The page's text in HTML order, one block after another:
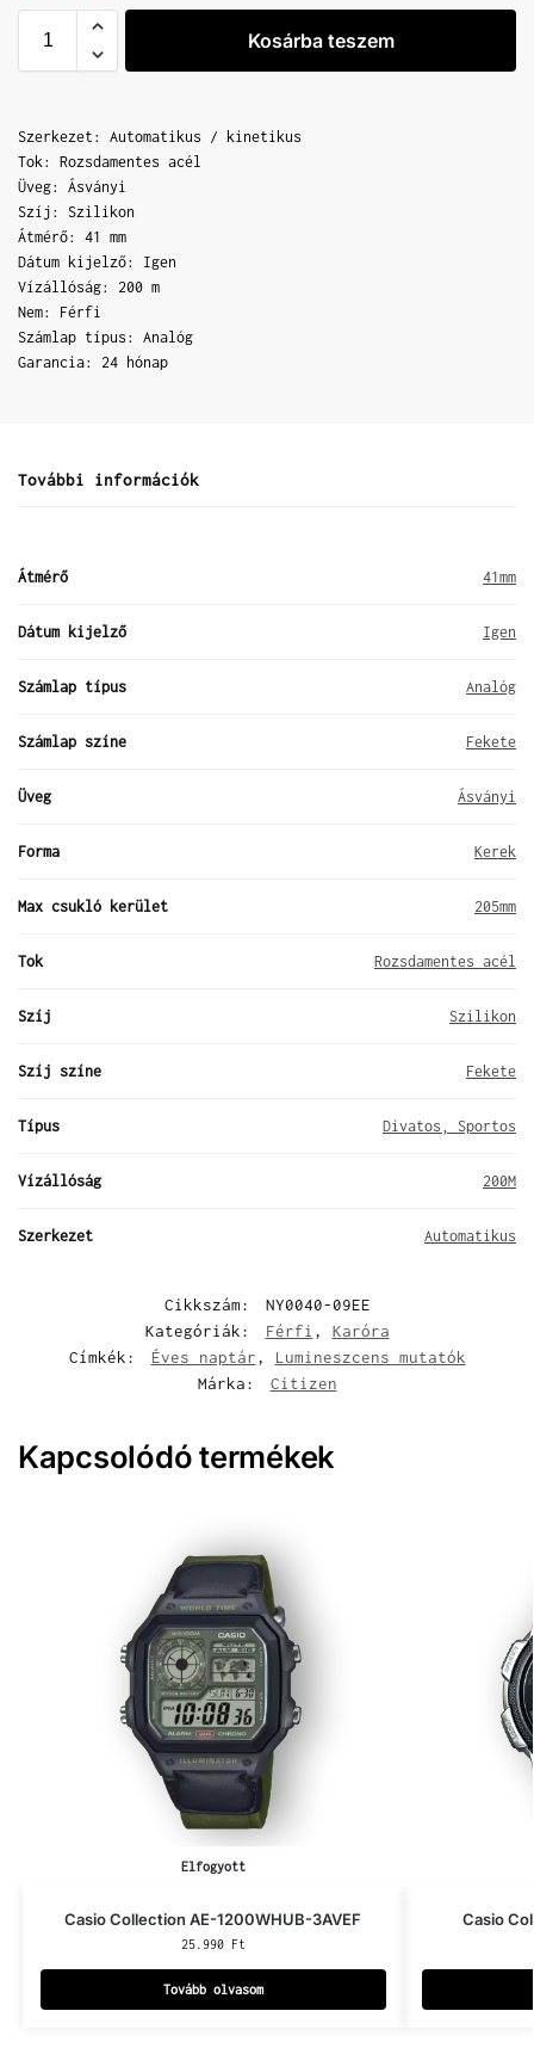
Kosárba teszem
Szerkezet: Automatikus / kinetikus
Tok: Rozsdamentes acél
Üveg: Ásványi
Szíj: Szilikon
Átmérő: 41 mm
Dátum kijelző: Igen
Vízállóság: 200 m
Nem: Férfi
Számlap típus: Analóg
Garancia: 24 hónap
További információk
Átmérő 41mm
Dátum kijelző Igen
Számlap típus Analóg
Számlap színe Fekete
Üveg Ásványi
Forma Kerek
Max csukló kerület 205mm
Tok Rozsdamentes acél
Szíj Szilikon
Szíj színe Fekete
Típus Divatos, Sportos
Vízállóság 200M
Szerkezet Automatikus
Cikkszám:
NY0040-09EE
Kategóriák:
Férfi , Karóra
Címkék:
Éves naptár, Lumineszcens mutatók
Márka:
Citizen
Kapcsolódó termékek
Elfogyott
Casio Collection AE-1200WHUB-3AVEF
25.990 Ft
Tovább olvasom
Casio